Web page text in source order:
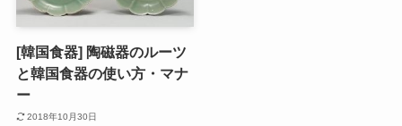
[韓国食器] 陶磁器のルーツ
と韓国食器の使い方・マナ
ー
2018年10月30日